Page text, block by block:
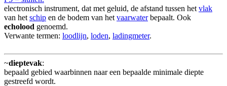
electronisch instrument, dat met geluid, de afstand tussen het vlak
van het schip en de bodem van het vaarwaterbepaalt. Ook
echolood genoemd.
Verwante termen: loodlijn, loden, ladingmeter.
~dieptevak:
bepaald gebied waarbinnen naar een bepaalde minimale diepte
gestreefd wordt.